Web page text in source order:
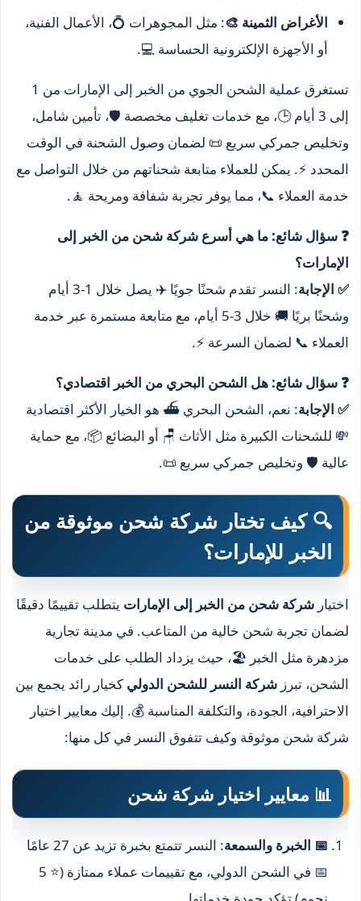
الأغراض الثمينة 🎨: مثل المجوهرات 💍، الأعمال الفنية،
أو الأجهزة الإلكترونية الحساسة 💻.
تستغرق عملية الشحن الجوي من الخبر إلى الإمارات من 1
إلى 3 أيام 🕒، مع خدمات تغليف مخصصة 🛡️، تأمين شامل،
وتخليص جمركي سريع 📜 لضمان وصول الشحنة في الوقت
المحدد ⚡. يمكن للعملاء متابعة شحناتهم من خلال التواصل مع
خدمة العملاء 📞، مما يوفر تجربة شفافة ومريحة 🧘.
❓ سؤال شائع: ما هي أسرع شركة شحن من الخبر إلى
الإمارات؟
✅ الإجابة
: النسر تقدم شحنًا جويًا ✈️ يصل خلال 1-3 أيام
وشحنًا بريًا 🚚 خلال 3-5 أيام، مع متابعة مستمرة عبر خدمة
العملاء 📞 لضمان السرعة ⚡.
❓ سؤال شائع: هل الشحن البحري من الخبر اقتصادي؟
✅ الإجابة: نعم، الشحن البحري ⛴️ هو الخيار الأكثر اقتصادية
💸 للشحنات الكبيرة مثل الأثاث 🪑 أو البضائع 📦، مع حماية
عالية 🛡️ وتخليص جمركي سريع 📜.
🔍 كيف تختار شركة شحن موثوقة من
الخبر للإمارات؟
اختيار شركة شحن من الخبر إلى الإمارات يتطلب تقييمًا دقيقًا
لضمان تجربة شحن خالية من المتاعب. في مدينة تجارية
مزدهرة مثل الخبر 🏖️، حيث يزداد الطلب على خدمات
الشحن، تبرز شركة النسر للشحن الدولي كخيار رائد يجمع بين
الاحترافية، الجودة، والتكلفة المناسبة 💰. إليك معايير اختيار
شركة شحن موثوقة وكيف تتفوق النسر في كل منها:
📊 معايير اختيار شركة شحن
📅 الخبرة والسمعة
: النسر تتمتع بخبرة تزيد عن 27 عامًا
📅 في الشحن الدولي، مع تقييمات عملاء ممتازة (⭐ 5